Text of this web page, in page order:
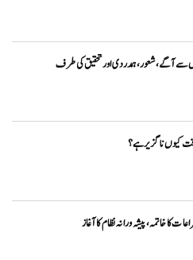
سے آگے، شعور، ہمدردی اور تحقیق کی طرف
کیوں ناگزیر ہے؟
خاتمہ، پیشہ ورانہ نظام کا آغاز